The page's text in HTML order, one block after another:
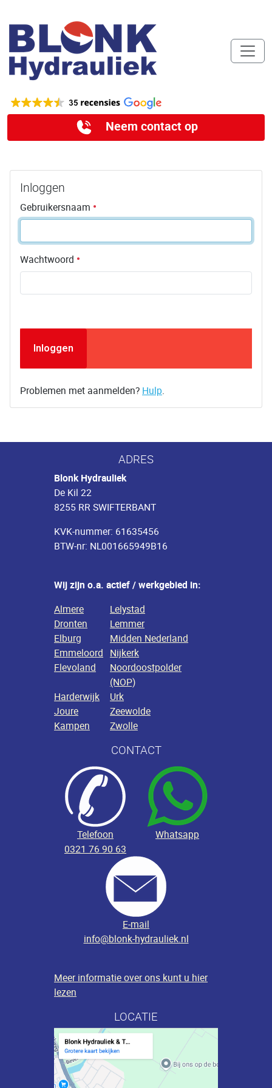
Neem contact op
Inloggen
Gebruikersnaam
Wachtwoord
Inloggen
Problemen met aanmelden? Hulp.
ADRES
Blonk Hydrauliek
De Kil 22
8255 RR SWIFTERBANT
KVK-nummer: 61635456
BTW-nr: NL001665949B16
Wij zijn o.a. actief / werkgebied in:
Almere
Lelystad
Dronten
Lemmer
Elburg
Midden Nederland
Emmeloord Nijkerk
Flevoland
Noordoostpolder
(NOP)
Harderwijk
Urk
Joure
Zeewolde
Kampen
Zwolle
CONTACT
Telefoon
Whatsapp
0321 76 90 63
E-mail
info@blonk-hydrauliek.nl
Meer informatie over ons kunt u hier
lezen
LOCATIE